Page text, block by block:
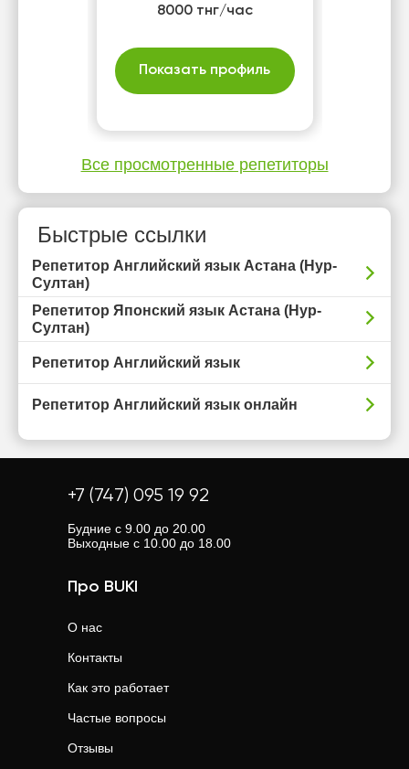
8000 тнг/час
Показать профиль
Все просмотренные репетиторы
Быстрые ссылки
Репетитор Английский язык Астана (Нур-
Султан)
Репетитор Японский язык Астана (Нур-
Султан)
Репетитор Английский язык
Репетитор Английский язык онлайн
+7 (747) 095 19 92
Будние с 9.00 до 20.00
Выходные с 10.00 до 18.00
Про BUKI
О нас
Контакты
Как это работает
Частые вопросы
Отзывы